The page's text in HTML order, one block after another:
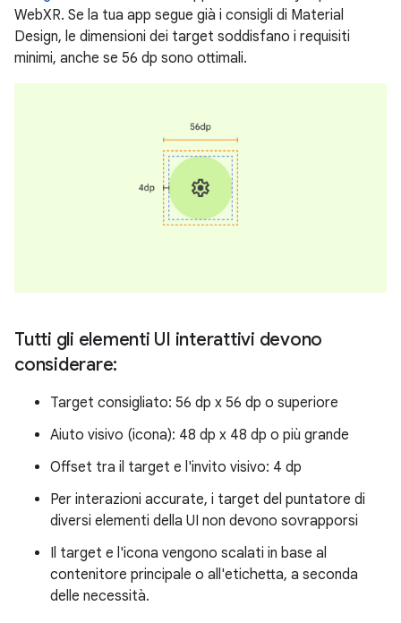
WebXR. Se la tua app segue già i consigli di Material
Design, le dimensioni dei target soddisfano i requisiti
minimi, anche se 56 dp sono ottimali.
Tutti gli elementi UI interattivi devono
considerare:
Target consigliato: 56 dp x 56 dp o superiore
Aiuto visivo (icona): 48 dp x 48 dp o più grande
Offset tra il target e l'invito visivo: 4 dp
Per interazioni accurate, i target del puntatore di
diversi elementi della UI non devono sovrapporsi
Il target e l'icona vengono scalati in base al
contenitore principale o all'etichetta, a seconda
delle necessità.